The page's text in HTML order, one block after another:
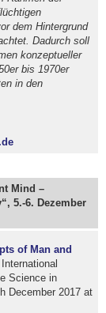
dem Hintergrund
Dadurch soll
konzeptueller
bis 1970er
in den
Mind –
5.-6. Dezember
of Man and
Science in
December 2017 at